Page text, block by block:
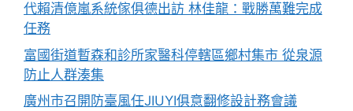
代賴清億嵐系統傢俱德出訪 林佳龍：戰勝萬難完成
任務
富國街道暫森和診所家醫科停轄區鄉村集市 從泉源
防止人群湊集
廣州市召開防臺風任JIUYI俱意翻修設計務會議